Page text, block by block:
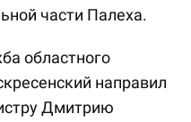
части Палеха.
областного
направил
Дмитрию